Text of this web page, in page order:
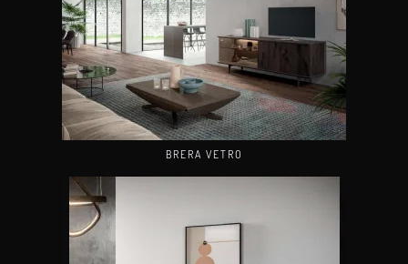
BRERA VETRO